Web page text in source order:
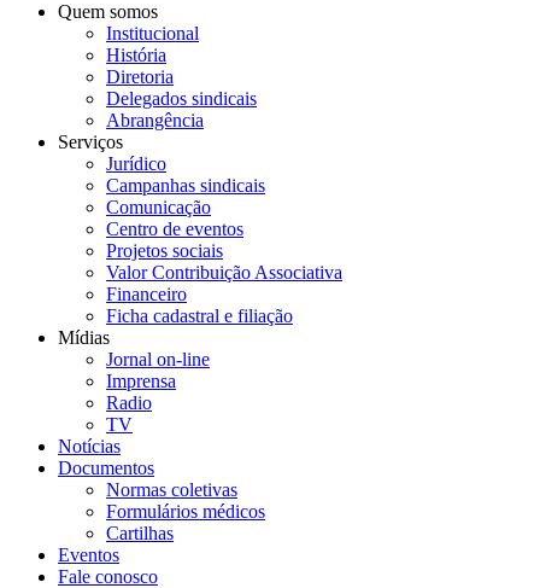
Quem somos
Institucional
História
Diretoria
Delegados sindicais
Abrangência
Serviços
Jurídico
Campanhas sindicais
Comunicação
Centro de eventos
Projetos sociais
Valor Contribuição Associativa
Financeiro
Ficha cadastral e filiação
Mídias
Jornal on-line
Imprensa
Radio
TV
Notícias
Documentos
Normas coletivas
Formulários médicos
Cartilhas
Eventos
Fale conosco